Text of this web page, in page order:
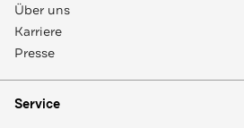
Über uns
Karriere
Presse
Service